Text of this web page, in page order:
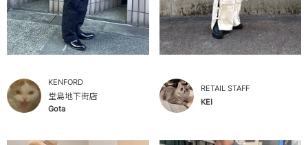
KENFORD
堂島地下街店
Gota
RETAIL STAFF
KEI